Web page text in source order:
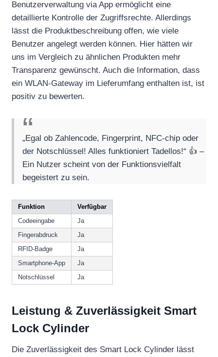
Benutzerverwaltung via App ermöglicht eine
detaillierte Kontrolle der Zugriffsrechte. Allerdings
lässt die Produktbeschreibung offen, wie viele
Benutzer angelegt werden können. Hier hätten wir
uns im Vergleich zu ähnlichen Produkten mehr
Transparenz gewünscht. Auch die Information, dass
ein WLAN-Gateway im Lieferumfang enthalten ist, ist
positiv zu bewerten.
„Egal ob Zahlencode, Fingerprint, NFC-chip oder
der Notschlüssel! Alles funktioniert Tadellos!“ 👍 –
Ein Nutzer scheint von der Funktionsvielfalt
begeistert zu sein.
Funktion
Verfügbar
Codeeingabe
Ja
Fingerabdruck
Ja
RFID-Badge
Ja
Smartphone-App
Ja
Notschlüssel
Ja
Leistung & Zuverlässigkeit Smart
Lock Cylinder
Die Zuverlässigkeit des Smart Lock Cylinder lässt